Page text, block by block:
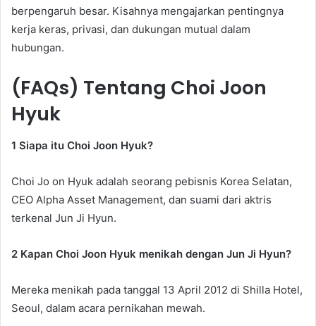
berpengaruh besar. Kisahnya mengajarkan pentingnya
kerja keras, privasi, dan dukungan mutual dalam
hubungan.
(FAQs) Tentang Choi Joon
Hyuk
1 Siapa itu Choi Joon Hyuk?
Choi Jo on Hyuk adalah seorang pebisnis Korea Selatan,
CEO Alpha Asset Management, dan suami dari aktris
terkenal Jun Ji Hyun.
2 Kapan Choi Joon Hyuk menikah dengan Jun Ji Hyun?
Mereka menikah pada tanggal 13 April 2012 di Shilla Hotel,
Seoul, dalam acara pernikahan mewah.